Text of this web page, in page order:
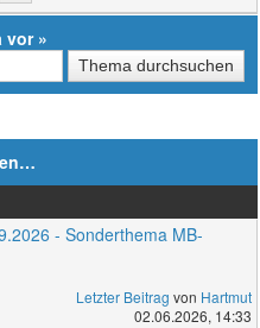
vor»
- Sonderthema MB-
Letzter Beitrag von Hartmut
02.06.2026, 14:33